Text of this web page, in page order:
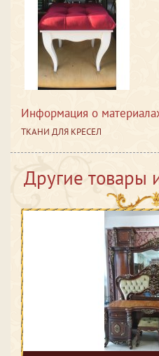
Информация о
ТКАНИ ДЛЯ КРЕСЕЛ
Другие товары